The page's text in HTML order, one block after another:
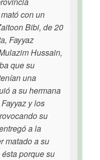
con un
Bibi, de 20
Fayyaz
Hussain,
que su
una
a su hermana
y los
su
a la
matado a su
porque su